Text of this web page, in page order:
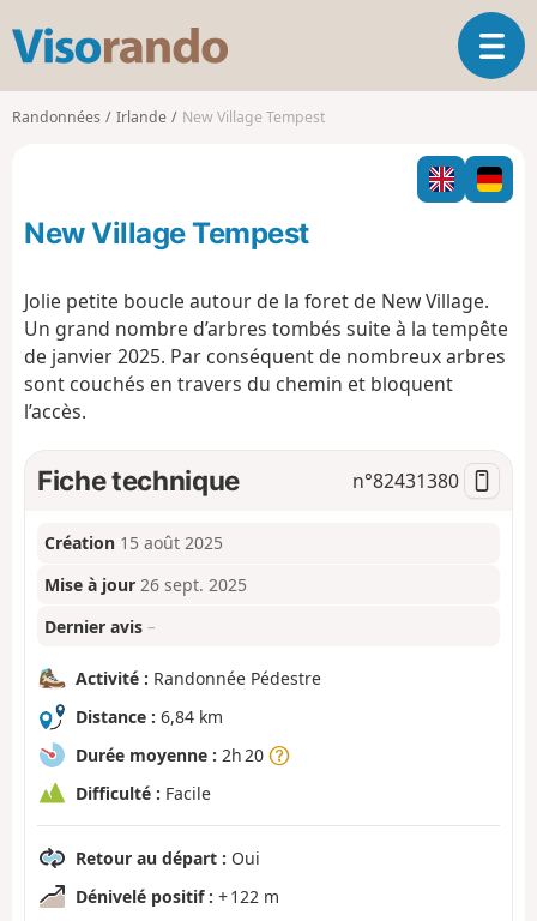
s
o
o
O
u
i
r
l
i
g
o
Randonnées Irlande New Village Tempest
New Village Tempest
Jolie petite boucle autour de la foret de New Village.
Un grand nombre d’arbres tombés suite à la tempête
de janvier 2025. Par conséquent de nombreux arbres
sont couchés en travers du chemin et bloquent
l’accès.
Fiche technique n°82431380
Création 15 août 2025
Mise à jour 26 sept. 2025
Dernier avis –
Activité : Randonnée Pédestre
Distance : 6,84 km
Durée moyenne : 2h 20
Difficulté : Facile
Retour au départ : Oui
Dénivelé positif : + 122 m